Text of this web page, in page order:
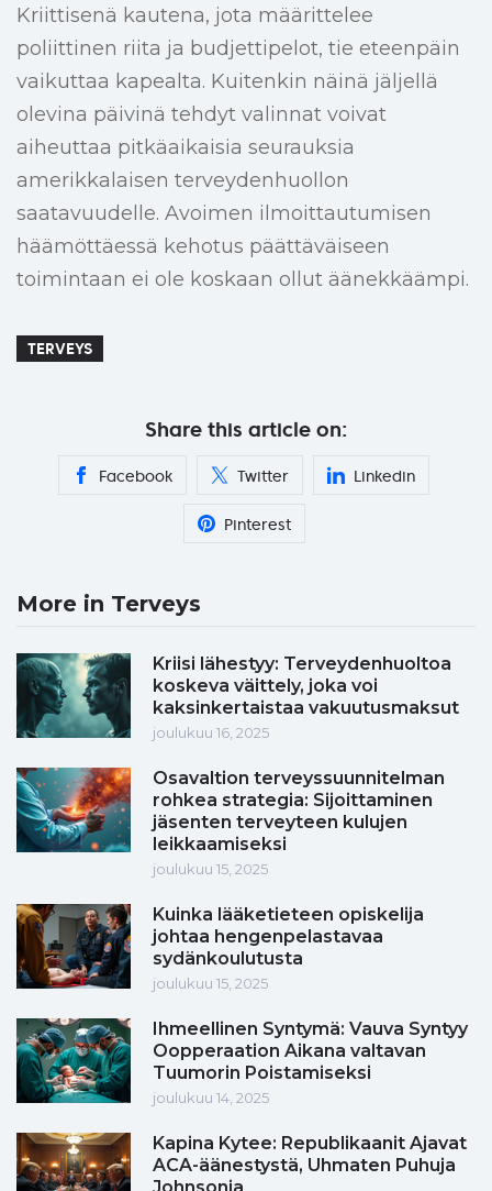
Kriittisenä kautena, jota määrittelee
poliittinen riita ja budjettipelot, tie eteenpäin
vaikuttaa kapealta. Kuitenkin näinä jäljellä
olevina päivinä tehdyt valinnat voivat
aiheuttaa pitkäaikaisia seurauksia
amerikkalaisen terveydenhuollon
saatavuudelle. Avoimen ilmoittautumisen
häämöttäessä kehotus päättäväiseen
toimintaan ei ole koskaan ollut äänekkäämpi.
TERVEYS
Share this article on:
Facebook Twitter Linkedin
Pinterest
More in Terveys
Kriisi lähestyy: Terveydenhuoltoa
koskeva väittely, joka voi
kaksinkertaistaa vakuutusmaksut
joulukuu 16, 2025
Osavaltion terveyssuunnitelman
rohkea strategia: Sijoittaminen
jäsenten terveyteen kulujen
leikkaamiseksi
joulukuu 15, 2025
Kuinka lääketieteen opiskelija
johtaa hengenpelastavaa
sydänkoulutusta
joulukuu 15, 2025
Ihmeellinen Syntymä: Vauva Syntyy
Oopperaation Aikana valtavan
Tuumorin Poistamiseksi
joulukuu 14, 2025
Kapina Kytee: Republikaanit Ajavat
ACA-äänestystä, Uhmaten Puhuja